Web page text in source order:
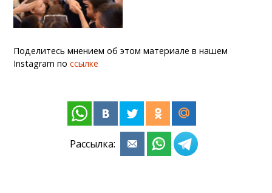
Поделитесь мнением об этом материале в нашем
Instagram поссылке
Рассылка: